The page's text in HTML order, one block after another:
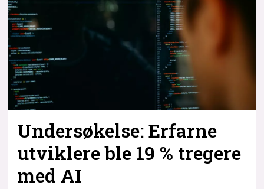
Undersøkelse: Erfarne
utviklere ble 19 % tregere
med AI